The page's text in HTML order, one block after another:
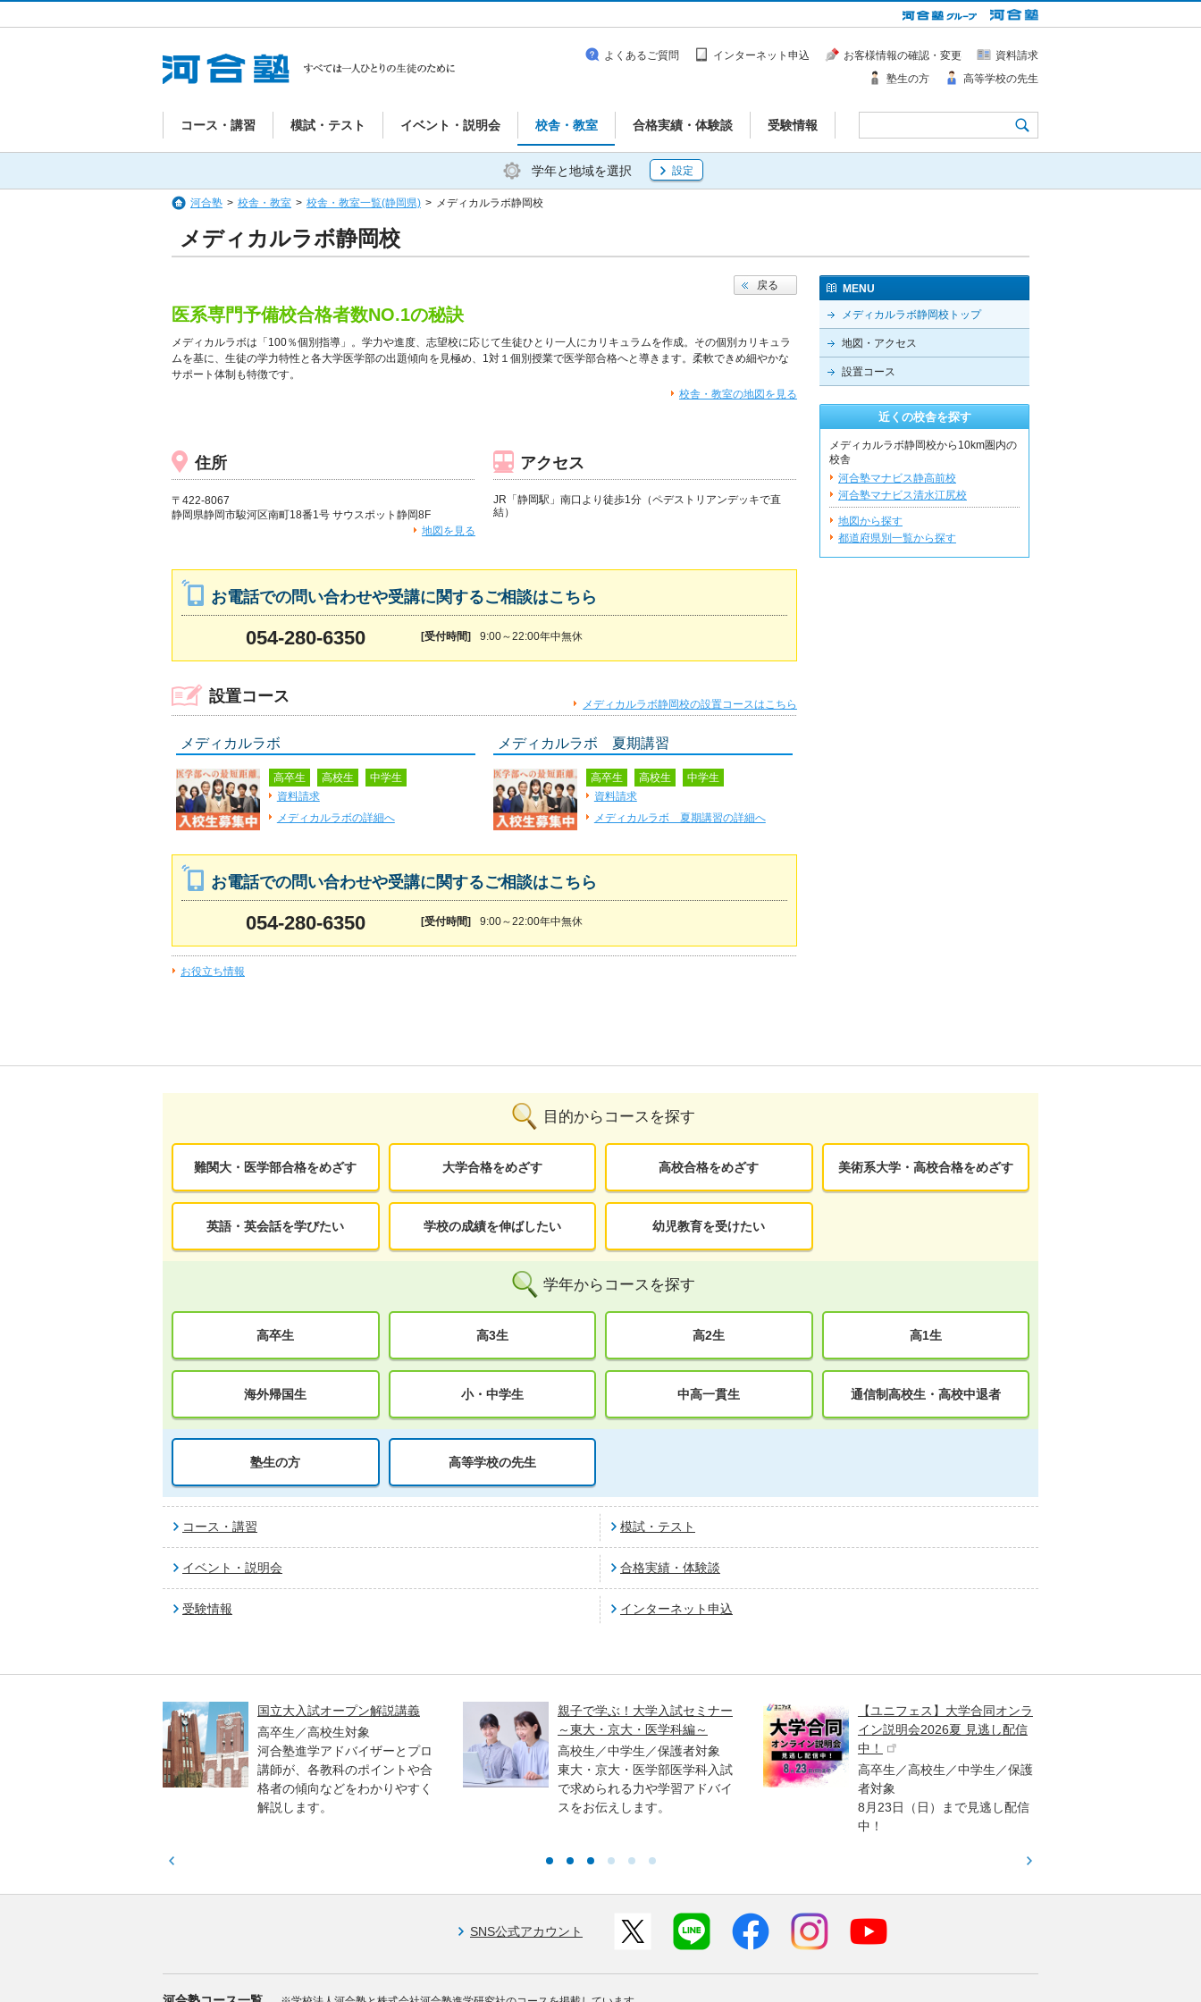
コース・講習 模試・テスト イベント・説明会 校舎・教室 合格実績・体験談 受験情報
よくあるご質問 インターネット申込 お客様情報の確認・変更
資料請求
塾生の方
高等学校の先生
学年と地域を選択 設定
河合塾 > 校舎・教室 > 校舎・教室一覧(静岡県) > メディカルラボ静岡校
メディカルラボ静岡校
戻る
医系専門予備校合格者数NO.1の秘訣
メディカルラボは「100％個別指導」。学力や進度、志望校に応じて生徒ひとり一人にカリキュラムを作成。その個別カリキュラ
ムを基に、生徒の学力特性と各大学医学部の出題傾向を見極め、1対１個別授業で医学部合格へと導きます。柔軟できめ細やかな
サポート体制も特徴です。
校舎・教室の地図を見る
住所
〒422-8067
静岡県静岡市駿河区南町18番1号 サウスポット静岡8F
地図を見る
アクセス
JR「静岡駅」南口より徒歩1分（ペデストリアンデッキで直
結）
お電話での問い合わせや受講に関するご相談はこちら
054-280-6350 [受付時間] 9:00～22:00年中無休
設置コース メディカルラボ静岡校の設置コースはこちら
メディカルラボ
高卒生 高校生
中学生
資料請求
メディカルラボの詳細へ
メディカルラボ 夏期講習
高卒生 高校生
中学生
資料請求
メディカルラボ 夏期講習の詳細へ
お電話での問い合わせや受講に関するご相談はこちら
054-280-6350 [受付時間] 9:00～22:00年中無休
お役立ち情報
MENU
メディカルラボ静岡校トップ
地図・アクセス
設置コース
近くの校舎を探す
メディカルラボ静岡校から10km圏内の
校舎
河合塾マナビス静高前校
河合塾マナビス清水江尻校
地図から探す
都道府県別一覧から探す
目的からコースを探す
難関大・医学部合格をめざす 大学合格をめざす 高校合格をめざす 美術系大学・高校合格をめざす
英語・英会話を学びたい 学校の成績を伸ばしたい 幼児教育を受けたい
学年からコースを探す
高卒生 高3生 高2生 高1生
海外帰国生 小・中学生 中高一貫生 通信制高校生・高校中退者
塾生の方 高等学校の先生
コース・講習 模試・テスト
イベント・説明会 合格実績・体験談
受験情報 インターネット申込
国立大入試オープン解説講義
高卒生／高校生対象
河合塾進学アドバイザーとプロ
講師が、各教科のポイントや合
格者の傾向などをわかりやすく
解説します。
親子で学ぶ！大学入試セミナー
～東大・京大・医学科編～
高校生／中学生／保護者対象
東大・京大・医学部医学科入試
で求められる力や学習アドバイ
スをお伝えします。
【ユニフェス】大学合同オンラ
イン説明会2026夏 見逃し配信
中！
高卒生／高校生／中学生／保護
者対象
8月23日（日）まで見逃し配信
中！
SNS公式アカウント